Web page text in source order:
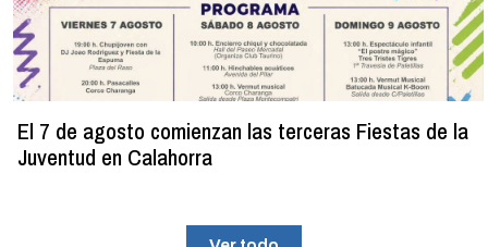
El 7 de agosto comienzan las terceras Fiestas de la
Juventud en Calahorra